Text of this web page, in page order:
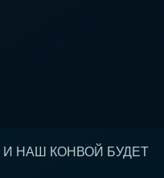
И НАШ КОНВОЙ БУДЕТ